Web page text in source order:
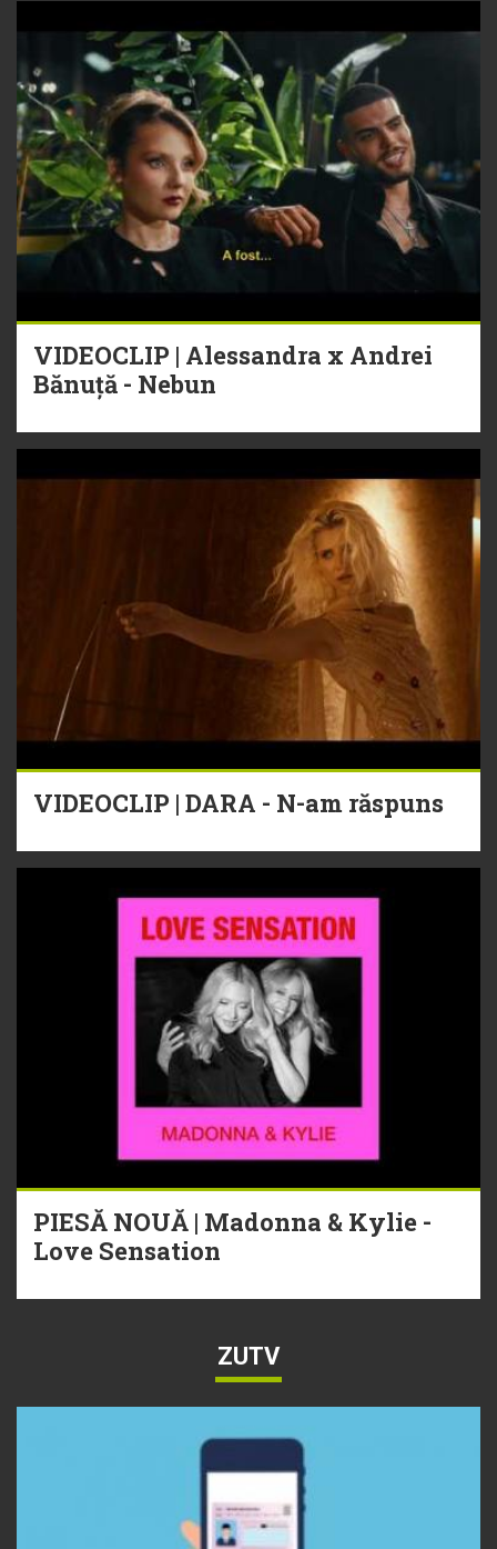
VIDEOCLIP | Alessandra x Andrei
Bănuță - Nebun
VIDEOCLIP | DARA - N-am răspuns
PIESĂ NOUĂ | Madonna & Kylie -
Love Sensation
ZUTV